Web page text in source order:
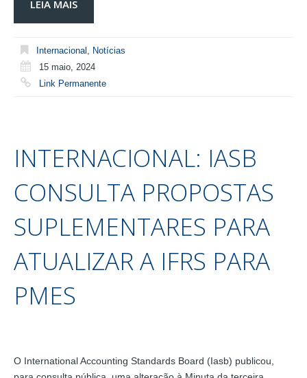
LEIA MAIS
Internacional
Notícias
15 maio, 2024
Link Permanente
INTERNACIONAL: IASB
CONSULTA PROPOSTAS
SUPLEMENTARES PARA
ATUALIZAR A IFRS PARA
PMES
O International Accounting Standards Board (Iasb) publicou,